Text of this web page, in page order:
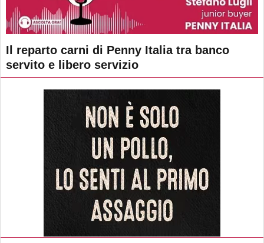
Il reparto carni di Penny Italia tra banco
servito e libero servizio